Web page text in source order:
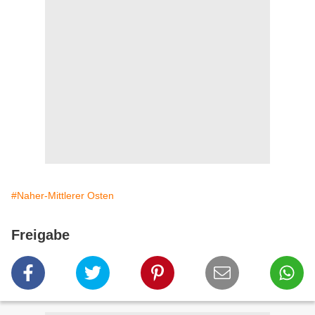
#Naher-Mittlerer Osten
Freigabe